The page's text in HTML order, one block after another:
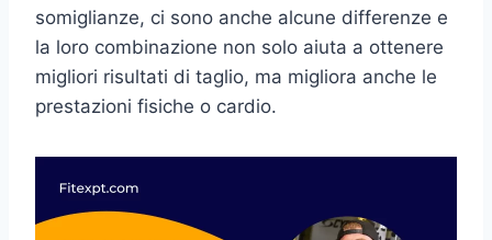
somiglianze, ci sono anche alcune differenze e
la loro combinazione non solo aiuta a ottenere
migliori risultati di taglio, ma migliora anche le
prestazioni fisiche o cardio.